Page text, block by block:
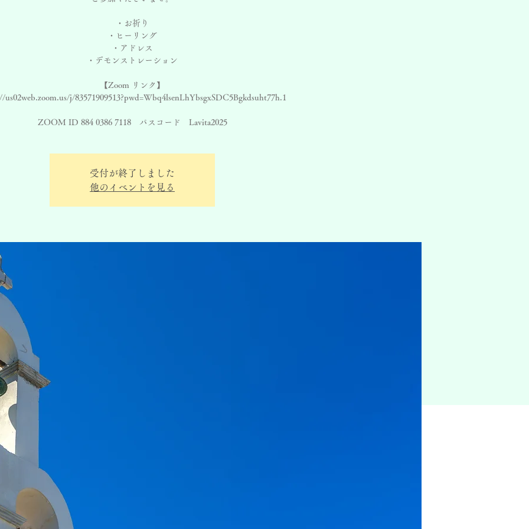
・お祈り
・ヒーリング
・アドレス
・デモンストレーション
【Zoom リンク】
us02web.zoom.us/j/83571909513?pwd=Wbq4lsenLhYbsgxSDC5Bgkdsuht77h.1
ZOOM ID 884 0386 7118 パスコード Lavita2025
受付が終了しました
他のイベントを見る